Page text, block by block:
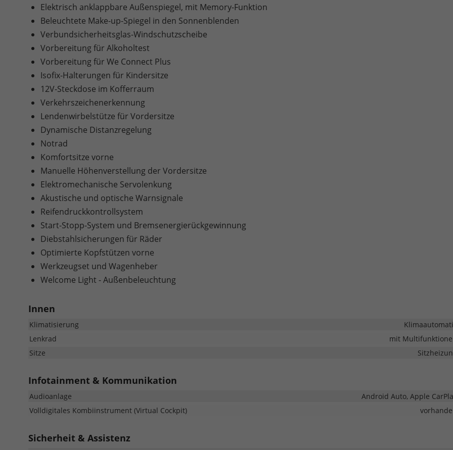
Elektrisch anklappbare Außenspiegel, mit Memory-Funktion
Beleuchtete Make-up-Spiegel in den Sonnenblenden
Verbundsicherheitsglas-Windschutzscheibe
Vorbereitung für Alkoholtest
Vorbereitung für We Connect Plus
Isofix-Halterungen für Kindersitze
12V-Steckdose im Kofferraum
Verkehrszeichenerkennung
Lendenwirbelstütze für Vordersitze
Dynamische Distanzregelung
Notrad
Komfortsitze vorne
Manuelle Höhenverstellung der Vordersitze
Elektromechanische Servolenkung
Akustische und optische Warnsignale
Reifendruckkontrollsystem
Start-Stopp-System und Bremsenergierückgewinnung
Diebstahlsicherungen für Räder
Optimierte Kopfstützen vorne
Werkzeugset und Wagenheber
Welcome Light - Außenbeleuchtung
Innen
Klimatisierung
Lenkrad
mit
Sitze
Infotainment & Kommunikation
Audioanlage
Android Auto, Apple
Volldigitales Kombiinstrument (Virtual Cockpit)
Sicherheit & Assistenz